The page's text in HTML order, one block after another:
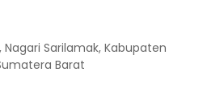
Nagari Sarilamak, Kabupaten
Barat